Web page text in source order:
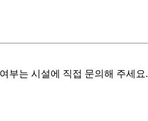
부는 시설에 직접 문의해 주세요.